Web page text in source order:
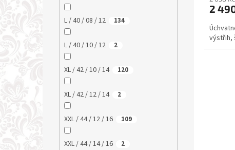
L / 40 / 08 / 12 134
L / 40 / 10 / 12 2
XL / 42 / 10 / 14 120
XL / 42 / 12 / 14 2
XXL / 44 / 12 / 16 109
XXL / 44 / 14 / 16 2
2
výstřih,